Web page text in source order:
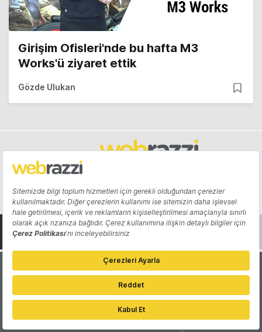
Girişim Ofisleri'nde bu hafta M3
Works'ü ziyaret ettik
Gözde Ulukan
Hakkında Yazarlar
Katkıda Bulun Reklam